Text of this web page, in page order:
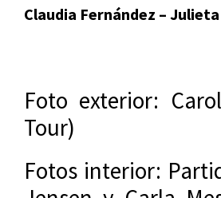
Claudia Fernández –
Foto exterior:
Tour)
Fotos interior: